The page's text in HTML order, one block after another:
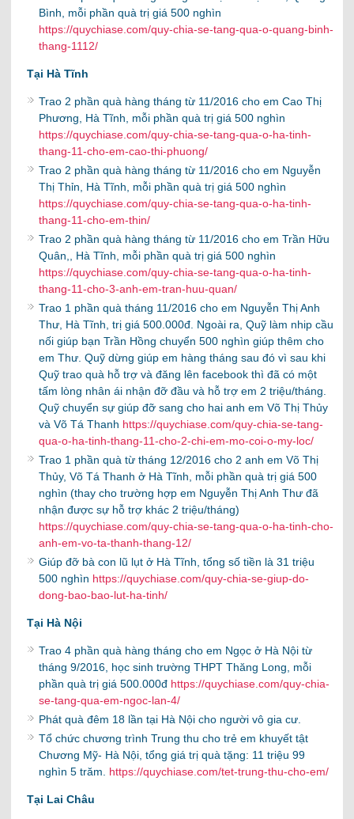
Bình, mỗi phần quà trị giá 500 nghìn
https://quychiase.com/quy-chia-se-tang-qua-o-quang-binh-
thang-1112/
Tại Hà Tĩnh
Trao 2 phần quà hàng tháng từ 11/2016 cho em Cao Thị
Phương, Hà Tĩnh, mỗi phần quà trị giá 500 nghìn
https://quychiase.com/quy-chia-se-tang-qua-o-ha-tinh-
thang-11-cho-em-cao-thi-phuong/
Trao 2 phần quà hàng tháng từ 11/2016 cho em Nguyễn
Thị Thỉn, Hà Tĩnh, mỗi phần quà trị giá 500 nghìn
https://quychiase.com/quy-chia-se-tang-qua-o-ha-tinh-
thang-11-cho-em-thin/
Trao 2 phần quà hàng tháng từ 11/2016 cho em Trần Hữu
Quân,, Hà Tĩnh, mỗi phần quà trị giá 500 nghìn
https://quychiase.com/quy-chia-se-tang-qua-o-ha-tinh-
thang-11-cho-3-anh-em-tran-huu-quan/
Trao 1 phần quà tháng 11/2016 cho em Nguyễn Thị Anh
Thư, Hà Tĩnh, trị giá 500.000đ. Ngoài ra, Quỹ làm nhip cầu
nối giúp bạn Trần Hồng chuyển 500 nghìn giúp thêm cho
em Thư. Quỹ dừng giúp em hàng tháng sau đó vì sau khi
Quỹ trao quà hỗ trợ và đăng lên facebook thì đã có một
tấm lòng nhân ái nhận đỡ đầu và hỗ trợ em 2 triệu/tháng.
Quỹ chuyển sự giúp đỡ sang cho hai anh em Võ Thị Thủy
và Võ Tá Thanh https://quychiase.com/quy-chia-se-tang-
qua-o-ha-tinh-thang-11-cho-2-chi-em-mo-coi-o-my-loc/
Trao 1 phần quà từ tháng 12/2016 cho 2 anh em Võ Thị
Thủy, Võ Tá Thanh ở Hà Tĩnh, mỗi phần quà trị giá 500
nghìn (thay cho trường hợp em Nguyễn Thị Anh Thư đã
nhận được sự hỗ trợ khác 2 triệu/tháng)
https://quychiase.com/quy-chia-se-tang-qua-o-ha-tinh-cho-
anh-em-vo-ta-thanh-thang-12/
Giúp đỡ bà con lũ lụt ở Hà Tĩnh, tổng số tiền là 31 triệu
500 nghìn https://quychiase.com/quy-chia-se-giup-do-
dong-bao-bao-lut-ha-tinh/
Tại Hà Nội
Trao 4 phần quà hàng tháng cho em Ngọc ở Hà Nội từ
tháng 9/2016, học sinh trường THPT Thăng Long, mỗi
phần quà trị giá 500.000đ https://quychiase.com/quy-chia-
se-tang-qua-em-ngoc-lan-4/
Phát quà đêm 18 lần tại Hà Nội cho người vô gia cư.
Tổ chức chương trình Trung thu cho trẻ em khuyết tật
Chương Mỹ- Hà Nội, tổng giá trị quà tặng: 11 triệu 99
nghìn 5 trăm. https://quychiase.com/tet-trung-thu-cho-em/
Tại Lai Châu